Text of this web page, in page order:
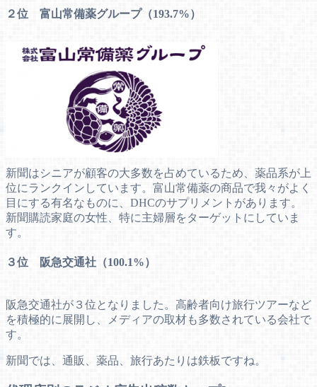
２位 富山常備薬グループ（193.7%）
新聞はシニアが顧客の大多数を占めているため、薬品系が上
位にランクインしています。富山常備薬の商品で我々がよく
目にする有名なものに、DHCのサプリメントがあります。
新聞購読家庭の女性、特に主婦層をターゲットにしていま
す。
３位 阪急交通社（100.1%）
阪急交通社が３位となりました。高齢者向け旅行ツアーなど
を積極的に展開し、メディアの取材も多数されている会社で
す。
新聞では、通販、薬品、旅行あたりは鉄板ですね。